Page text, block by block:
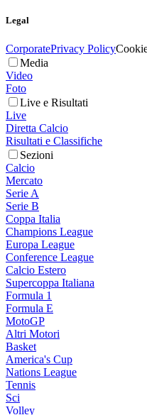
Legal
CorporatePrivacy Policy
Media
Video
Foto
Live e Risultati
Live
Diretta Calcio
Risultati e Classifiche
Sezioni
Calcio
Mercato
Serie A
Serie B
Coppa Italia
Champions League
Europa League
Conference League
Calcio Estero
Supercoppa Italiana
Formula 1
Formula E
MotoGP
Altri Motori
Basket
America's Cup
Nations League
Tennis
Sci
Volley